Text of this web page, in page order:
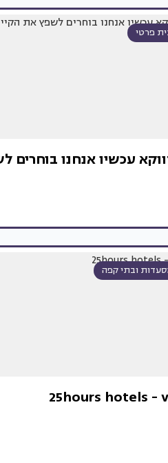
פרטי
עכשיו אנחנו בוחרים
ובתי קפה
25hours hotels -